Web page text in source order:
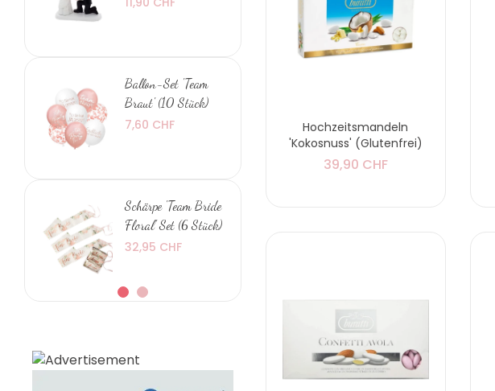
Hochzeitsmandeln
'Kokosnuss' (Glutenfrei)
39,90 CHF
Ballon-Set 'Team
Braut' (10 Stück)
7,60 CHF
Schärpe 'Team Bride
Floral' Set (6 Stück)
32,95 CHF
5,90 CHF
Blau
5,90 CHF